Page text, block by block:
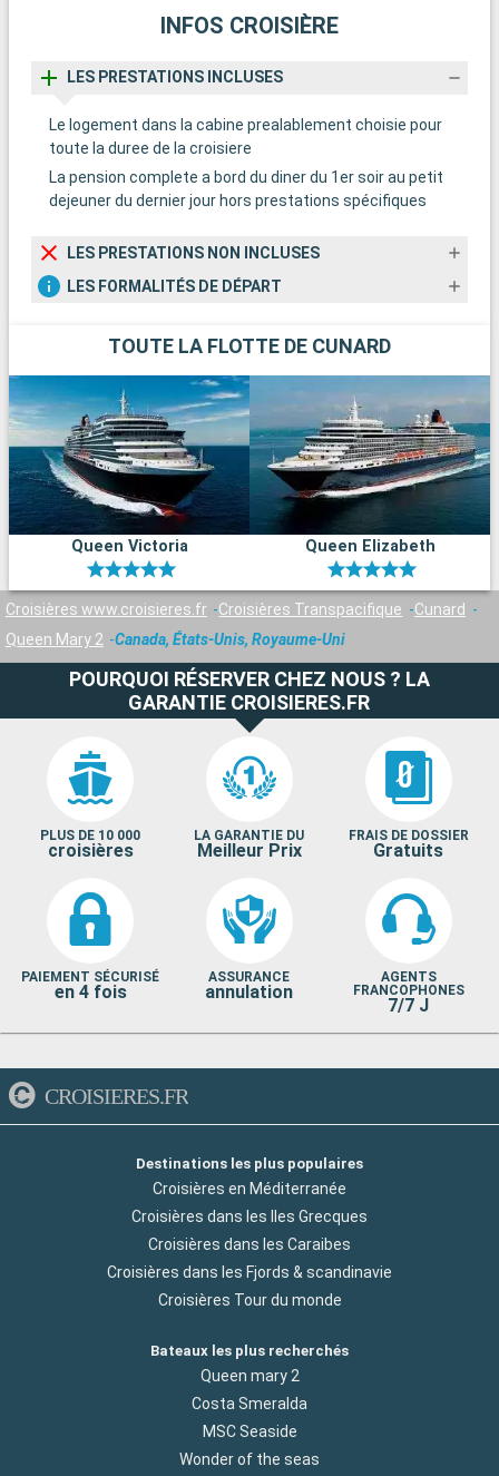
INFOS CROISIÈRE
LES PRESTATIONS INCLUSES
Le logement dans la cabine prealablement choisie pour
toute la duree de la croisiere
La pension complete a bord du diner du 1er soir au petit
dejeuner du dernier jour hors prestations spécifiques
LES PRESTATIONS NON INCLUSES
LES FORMALITÉS DE DÉPART
TOUTE LA FLOTTE DE CUNARD
Queen Victoria Queen Elizabeth
Croisières www.croisieres.fr Croisières Transpacifique
Cunard
Queen Mary 2
Canada, États-Unis, Royaume-Uni
POURQUOI RÉSERVER CHEZ NOUS ? LA
GARANTIE CROISIERES.FR
PLUS DE 10 000
croisières
LA GARANTIE DU
Meilleur Prix
FRAIS DE DOSSIER
Gratuits
PAIEMENT SÉCURISÉ
en 4 fois
ASSURANCE
annulation
AGENTS
FRANCOPHONES
7/7 J
CROISIERES.FR
Destinations les plus populaires
Croisières en Méditerranée
Croisières dans les Iles Grecques
Croisières dans les Caraibes
Croisières dans les Fjords & scandinavie
Croisières Tour du monde
Bateaux les plus recherchés
Queen mary 2
Costa Smeralda
MSC Seaside
Wonder of the seas